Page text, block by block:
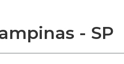
- SP